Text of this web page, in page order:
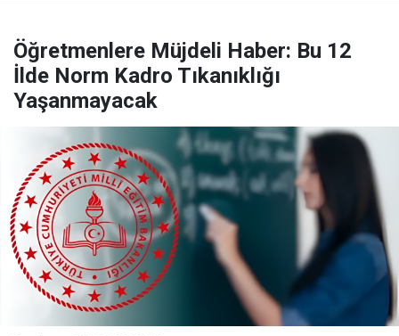
Öğretmenlere Müjdeli Haber: Bu 12
İlde Norm Kadro Tıkanıklığı
Yaşanmayacak